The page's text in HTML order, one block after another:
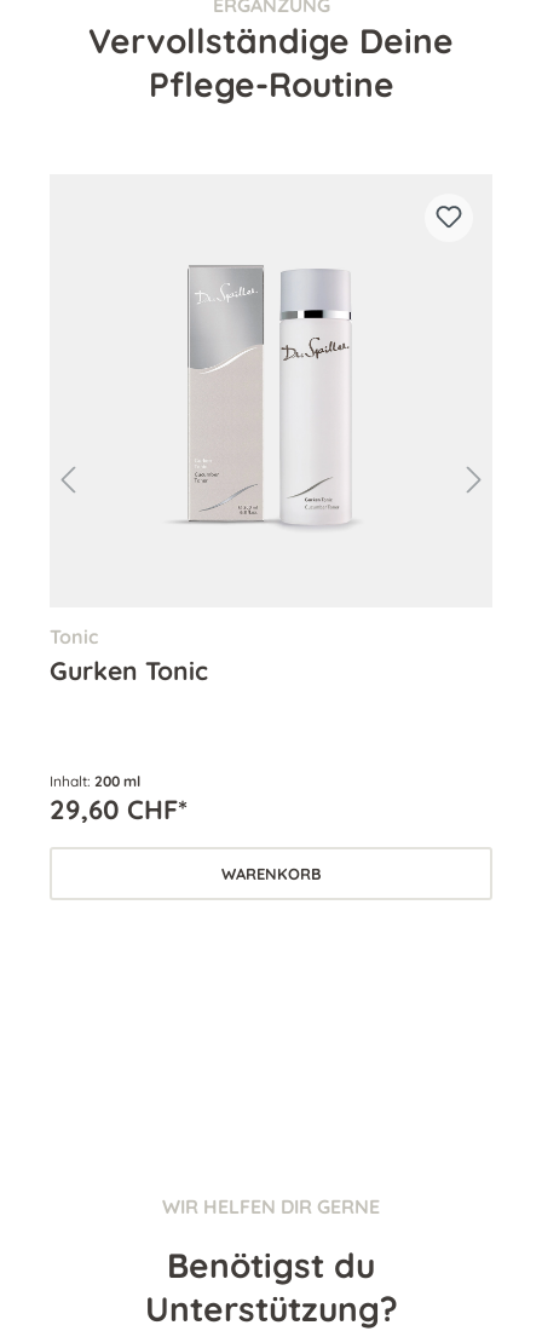
ERGÄNZUNG
Vervollständige Deine
Pflege-Routine
Tonic
Gurken Tonic
Inhalt: 200 ml
29,60 CHF*
WARENKORB
WIR HELFEN DIR GERNE
Benötigst du
Unterstützung?